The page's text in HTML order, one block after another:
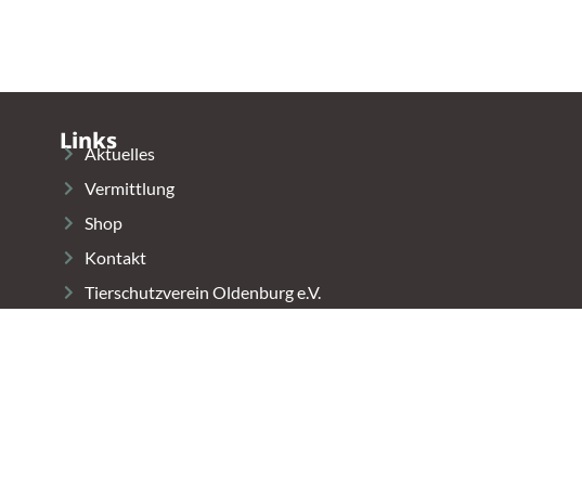
Links
Aktuelles
Vermittlung
Shop
Kontakt
Tierschutzverein Oldenburg e.V.